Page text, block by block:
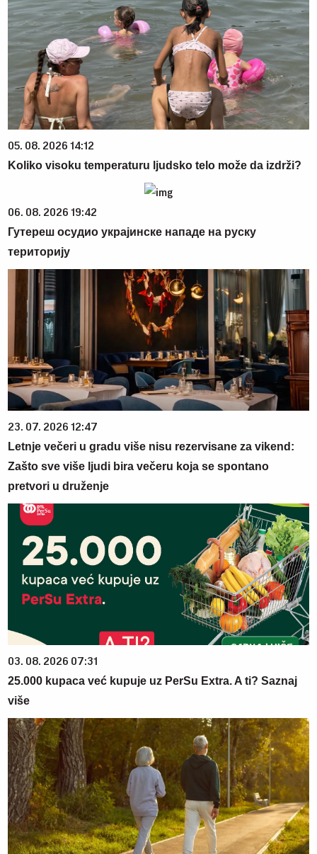
05. 08. 2026 14:12
Koliko visoku temperaturu ljudsko telo može da izdrži?
06. 08. 2026 19:42
Гутереш осудио украјинске нападе на руску
територију
23. 07. 2026 12:47
Letnje večeri u gradu više nisu rezervisane za vikend:
Zašto sve više ljudi bira večeru koja se spontano
pretvori u druženje
03. 08. 2026 07:31
25.000 kupaca već kupuje uz PerSu Extra. A ti? Saznaj
više